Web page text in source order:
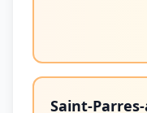
Saint-